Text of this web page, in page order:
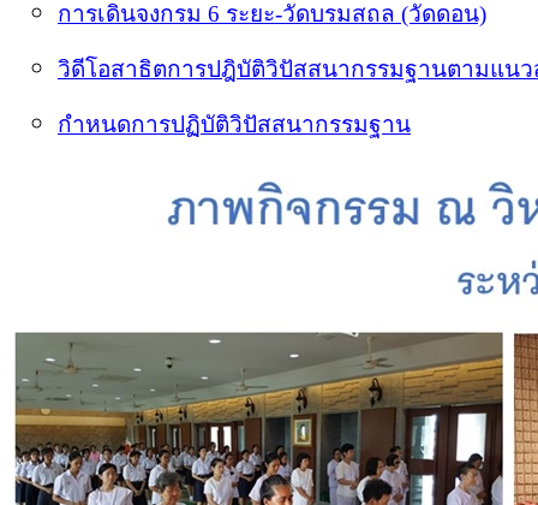
การเดินจงกรม 6 ระยะ-วัดบรมสถล (วัดดอน)
วิดีโอสาธิตการปฎิบัติวิปัสสนากรรมฐานตามแน
กำหนดการปฏิบัติวิปัสสนากรรมฐาน